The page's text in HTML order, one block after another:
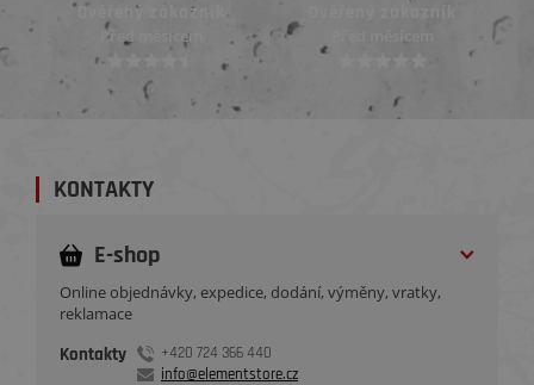
Ověřený zákazník
Před měsícem
KONTAKTY
E-shop
Online objednávky, expedice, dodání, výměny, vratky,
reklamace
Kontakty
+420 724 366 440
info@elementstore.cz